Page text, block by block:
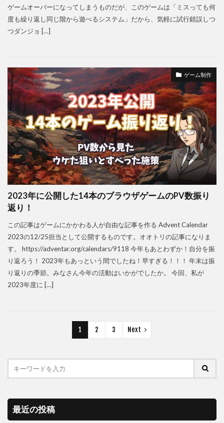
ゲームオーバーになってしまうものだが、このゲームは「ミスっても何
度も繰り返し同じ階から遊べるシステム」だから、気軽に試行錯誤しつ
つダンジョ […]
ゲーム制作
2023年に公開した14本のブラウザゲームのPV数振り
返り！
この記事はゲームにかかわる人が自由な記事を作る Advent Calendar
2023の12/25担当として公開するものです。オオトリの記事になりま
す。 https://adventar.org/calendars/9118 今年もあとわずか！自分を振
り返ろう！ 2023年もあっという間でしたね！早すぎる！！！ 年末は振
り返りの季節。みなさん今年の活動はいかがでしたか。 今回、私が
2023年度に […]
1 2 3 Next
最近の投稿